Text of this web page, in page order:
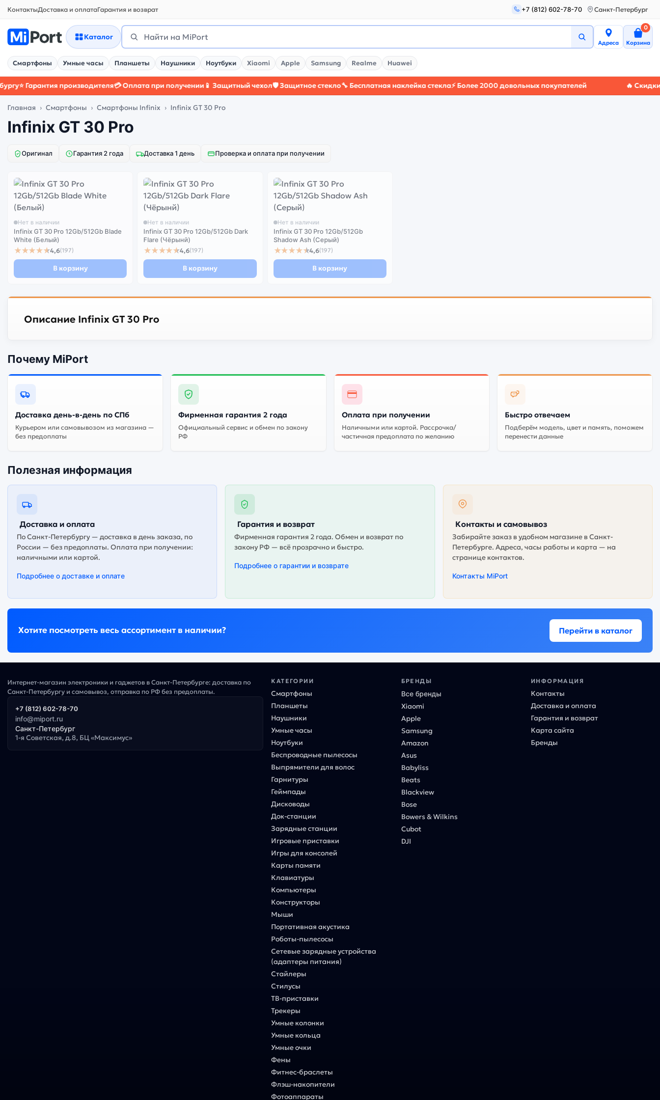
КонтактыДоставка и оплатаГарантия и возврат +7 (812) 602-78-70 Санкт-Петербург
Каталог
Поиск
Найти
Адреса Корзина
0
Смартфоны Умные часы Планшеты Наушники Ноутбуки Xiaomi Apple Samsung Realme Huawei
⭐ Гарантия производителя💳 Оплата при получении📱 Защитный чехол🛡️ Защитное стекло🔧 Бесплатная наклейка стекла⚡ Более 2000 довольных покупателей 🔥 Скидки до
Главная Смартфоны Смартфоны Infinix Infinix GT 30 Pro
Infinix GT 30 Pro
Оригинал Гарантия 2 года Доставка 1 день Проверка и оплата при получении
Нет в наличии
Infinix GT 30 Pro 12Gb/512Gb Blade
White (Белый)
★★★★★4,6(197)
В корзину
Нет в наличии
Infinix GT 30 Pro 12Gb/512Gb Dark
Flare (Чёрынй)
★★★★★4,6(197)
В корзину
Нет в наличии
Infinix GT 30 Pro 12Gb/512Gb
Shadow Ash (Серый)
★★★★★4,6(197)
В корзину
Описание Infinix GT 30 Pro
Почему MiPort
Доставка день-в-день по СПб
Курьером или самовывозом из магазина —
без предоплаты
Фирменная гарантия 2 года
Официальный сервис и обмен по закону
РФ
Оплата при получении
Наличными или картой. Рассрочка/
частичная предоплата по желанию
Быстро отвечаем
Подберём модель, цвет и память, поможем
перенести данные
Полезная информация
Доставка и оплата
По Санкт-Петербургу — доставка в день заказа, по
России — без предоплаты. Оплата при получении:
наличными или картой.
Подробнее о доставке и оплате
Гарантия и возврат
Фирменная гарантия 2 года. Обмен и возврат по
закону РФ — всё прозрачно и быстро.
Подробнее о гарантии и возврате
Контакты и самовывоз
Забирайте заказ в удобном магазине в Санкт-
Петербурге. Адреса, часы работы и карта — на
странице контактов.
Контакты MiPort
Хотите посмотреть весь ассортимент в наличии? Перейти в каталог
Интернет-магазин электроники и гаджетов в Санкт-Петербурге: доставка по
Санкт-Петербургу и самовывоз, отправка по РФ без предоплаты.
+7 (812) 602-78-70
info@miport.ru
Санкт-Петербург
1-я Советская, д.8, БЦ «Максимус»
КАТЕГОРИИ
Смартфоны
Планшеты
Наушники
Умные часы
Ноутбуки
Беспроводные пылесосы
Выпрямители для волос
Гарнитуры
Геймпады
Дисководы
Док-станции
Зарядные станции
Игровые приставки
Игры для консолей
Карты памяти
Клавиатуры
Компьютеры
Конструкторы
Мыши
Портативная акустика
Роботы-пылесосы
Сетевые зарядные устройства
(адаптеры питания)
Стайлеры
Стилусы
ТВ-приставки
Трекеры
Умные колонки
Умные кольца
Умные очки
Фены
Фитнес-браслеты
Флэш-накопители
Фотоаппараты
БРЕНДЫ
Все бренды
Xiaomi
Apple
Samsung
Amazon
Asus
Babyliss
Beats
Blackview
Bose
Bowers & Wilkins
Cubot
DJI
ИНФОРМАЦИЯ
Контакты
Доставка и оплата
Гарантия и возврат
Карта сайта
Бренды